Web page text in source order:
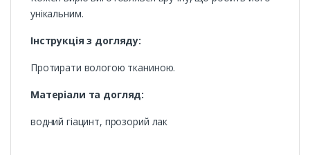
унікальним.
Інструкція з догляду:
Протирати вологою тканиною.
Матеріали та догляд:
водний гіацинт, прозорий лак